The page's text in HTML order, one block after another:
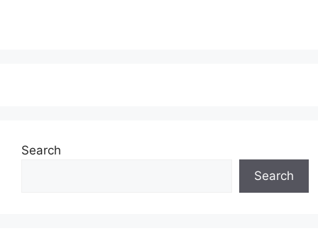
Search
Search